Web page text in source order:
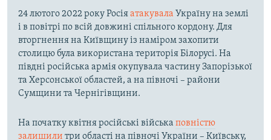
24 лютого 2022 року Росіяатакувала Україну на землі
і в повітрі по всій довжині спільного кордону. Для
вторгнення на Київщину із наміром захопити
столицю була використана територія Білорусі. На
півдні російська армія окупувала частину Запорізької
та Херсонської областей, а на півночі – райони
Сумщини та Чернігівщини.
На початку квітня російські війська повністю
залишили три області на півночі України – Київську,